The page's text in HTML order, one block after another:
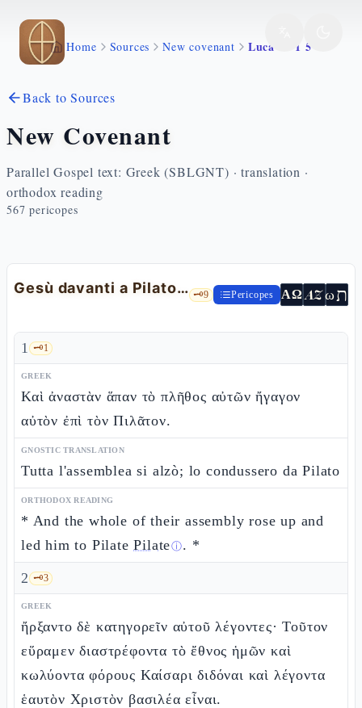
Skip to main content
Home Sources New covenant Luca 23 1 5
Back to Sources
New Covenant
Parallel Gospel text: Greek (SBLGNT) · translation ·
orthodox reading
567 pericopes
Gesù davanti a Pilato: le accuse 🗝️9 Pericopes ΑΩ AZωת
1 🗝️1
GREEK
Καὶ ἀναστὰν ἅπαν τὸ πλῆθος αὐτῶν ἤγαγον
αὐτὸν ἐπὶ τὸν Πιλᾶτον.
GNOSTIC TRANSLATION
Tutta l'assemblea si alzò; lo condussero da Pilato
ORTHODOX READING
* And the whole of their assembly rose up and
led him to PilatePilateⓘ. *
2 🗝️3
GREEK
ἤρξαντο δὲ κατηγορεῖν αὐτοῦ λέγοντες· Τοῦτον
εὕραμεν διαστρέφοντα τὸ ἔθνος ἡμῶν καὶ
κωλύοντα φόρους Καίσαρι διδόναι καὶ λέγοντα
ἑαυτὸν Χριστὸν βασιλέα εἶναι.